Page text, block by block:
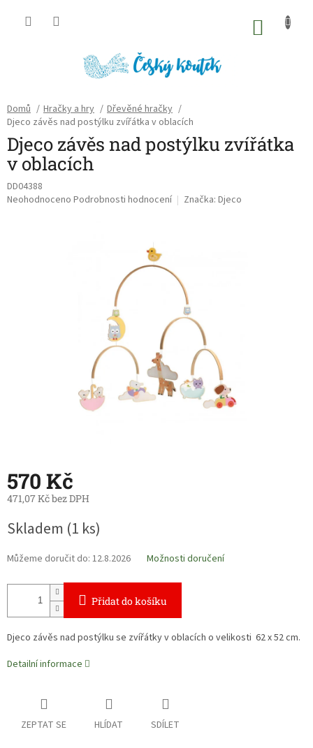
Domů / Hračky a hry / Dřevěné hračky /
Djeco závěs nad postýlku zvířátka v oblacích
Djeco závěs nad postýlku zvířátka
v oblacích
DD04388
Průměrné
Neohodnoceno Podrobnosti hodnocení Značka: Djeco
570 Kč
471,07 Kč bez DPH
cena:
Skladem (1 ks)
Můžeme doručit do: 12.8.2026 Možnosti doručení
Přidat do košíku
Djeco závěs nad postýlku se zvířátky v oblacích o velikosti 62 x 52 cm.
Detailní informace
ZEPTAT SE HLÍDAT SDÍLET